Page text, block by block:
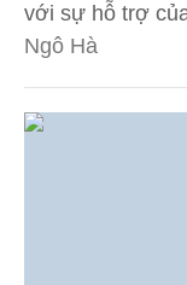
với sự hỗ trợ
Ngô Hà